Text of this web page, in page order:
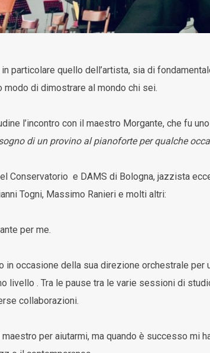
particolare quello dell’artista, sia di
modo di dimostrare al mondo chi sei.
l’incontro con il maestro Morgante, che fu
di un provino al pianoforte per qualche
Conservatorio e DAMS di Bologna, jazzista
Togni, Massimo Ranieri e molti altri:
per me.
in occasione della sua direzione orchestrale
livello . Tra le pause tra le varie sessioni di
collaborazioni.
per aiutarmi, ma quando è successo mi